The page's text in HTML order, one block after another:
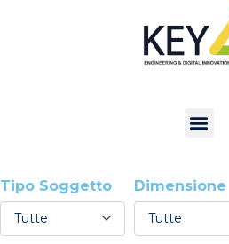
Tipo Soggetto
Tutte
Dimensione
Tutte